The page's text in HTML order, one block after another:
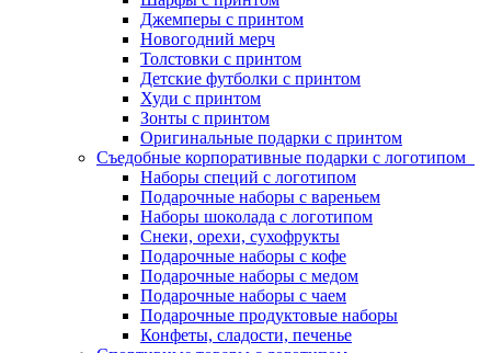
Джемперы с принтом
Новогодний мерч
Толстовки с принтом
Детские футболки с принтом
Худи с принтом
Зонты с принтом
Оригинальные подарки с принтом
Съедобные корпоративные подарки с логотипом
Наборы специй с логотипом
Подарочные наборы с вареньем
Наборы шоколада с логотипом
Снеки, орехи, сухофрукты
Подарочные наборы с кофе
Подарочные наборы с медом
Подарочные наборы с чаем
Подарочные продуктовые наборы
Конфеты, сладости, печенье